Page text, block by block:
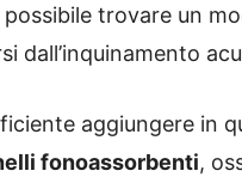
possibile trovare un
dall’inquinamento
aggiungere in
fonoassorbenti,